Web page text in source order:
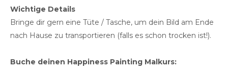
Wichtige Details
Bringe dir gern eine Tüte / Tasche, um dein Bild am Ende
nach Hause zu transportieren (falls es schon trocken ist!).
Buche deinen Happiness Painting Malkurs: